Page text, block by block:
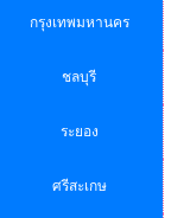
กรุงเทพมหานคร
ชลบุรี
ระยอง
ศรีสะเกษ